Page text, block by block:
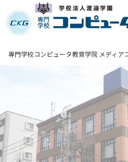
専門学校コンピュータ教育学院 メディア